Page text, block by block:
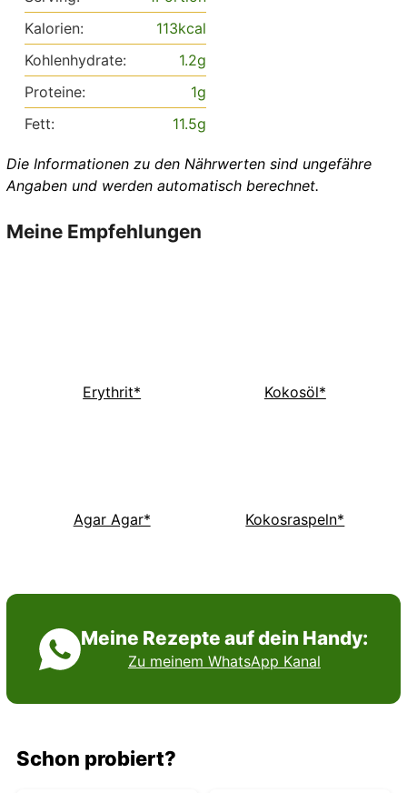
Kalorien:
113kcal
Kohlenhydrate:
1.2g
Proteine:
1g
Fett:
11.5g
Die Informationen zu den Nährwerten sind ungefähre
Angaben und werden automatisch berechnet.
Meine Empfehlungen
Erythrit* Kokosöl*
Agar Agar* Kokosraspeln*
Meine Rezepte auf dein Handy:
Zu meinem WhatsApp Kanal
Schon probiert?